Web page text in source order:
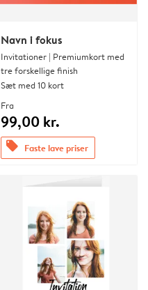
Navn i fokus
Invitationer | Premiumkort med
tre forskellige finish
Sæt med 10 kort
Fra
99,00 kr.
offers Faste lave priser